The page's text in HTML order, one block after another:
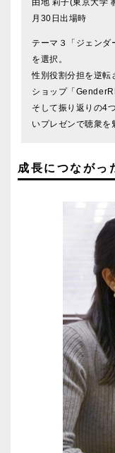
由地 莉子(東京大
月30日出場時
テーマ３「ジェンダ
を選択。
性別役割分担を逆転
ショップ「
そして振り返りの4
いプレゼンで聴衆を
成長につながっ